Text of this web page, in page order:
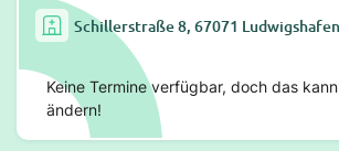
Schillerstraße 8, 67071
Keine Termine verfügbar, doch das
ändern!